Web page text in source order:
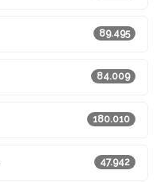
89.495
84.009
180.010
47.942